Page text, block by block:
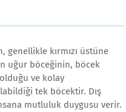
genellikle kırmızı üstüne
uğur böceğinin, böcek
ve kolay
tek böcektir. Dış
mutluluk duygusu verir.